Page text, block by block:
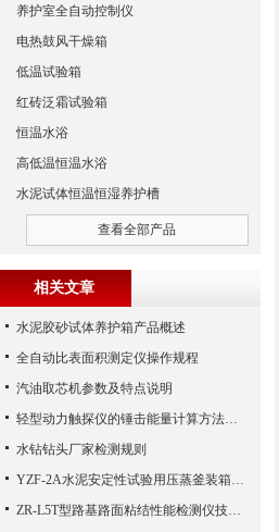
养护室全自动控制仪
电热鼓风干燥箱
低温试验箱
红砖泛霜试验箱
恒温水浴
高低温恒温水浴
水泥试体恒温恒湿养护槽
查看全部产品
相关文章
水泥胶砂试体养护箱产品概述
全自动比表面积测定仪操作规程
汽油取芯机参数及特点说明
轻型动力触探仪的锤击能量计算方法简介
水钻钻头厂家检测规则
YZF-2A水泥安定性试验用压蒸釜装箱清单
ZR-L5T型路基路面粘结性能检测仪技术参数